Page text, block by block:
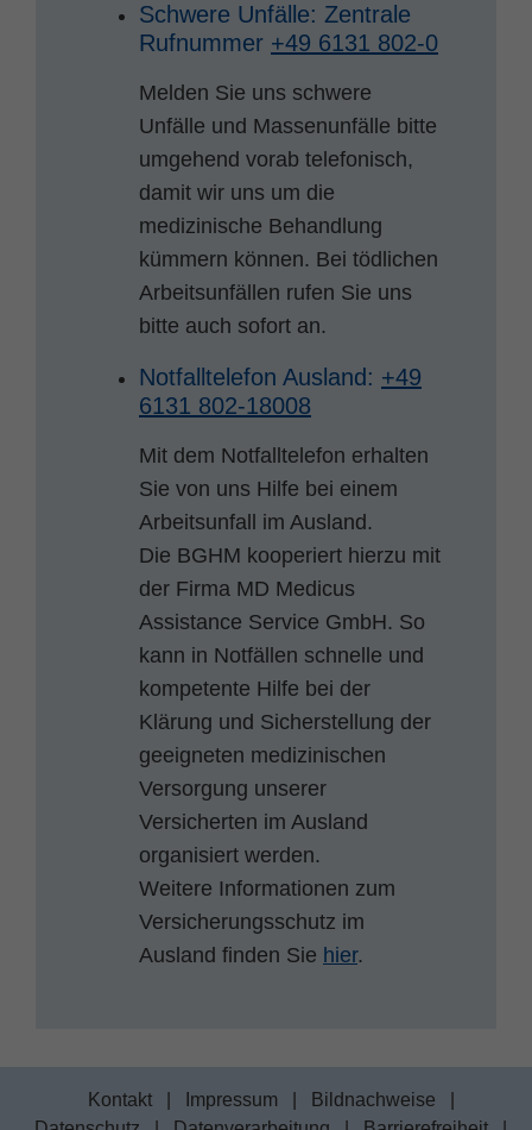
Schwere Unfälle: Zentrale
Rufnummer +49 6131 802-0
Melden Sie uns schwere
Unfälle und Massenunfälle bitte
umgehend vorab telefonisch,
damit wir uns um die
medizinische Behandlung
kümmern können. Bei tödlichen
Arbeitsunfällen rufen Sie uns
bitte auch sofort an.
Notfalltelefon Ausland: +49
6131 802-18008
Mit dem Notfalltelefon erhalten
Sie von uns Hilfe bei einem
Arbeitsunfall im Ausland.
Die BGHM kooperiert hierzu mit
der Firma MD Medicus
Assistance Service GmbH. So
kann in Notfällen schnelle und
kompetente Hilfe bei der
Klärung und Sicherstellung der
geeigneten medizinischen
Versorgung unserer
Versicherten im Ausland
organisiert werden.
Weitere Informationen zum
Versicherungsschutz im
Ausland finden Sie hier.
Kontakt Impressum Bildnachweise